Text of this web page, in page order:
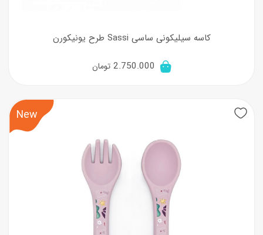
کاسه سیلیکونی ساسی Sassi طرح یونیکورن
2.750.000 تومان
New